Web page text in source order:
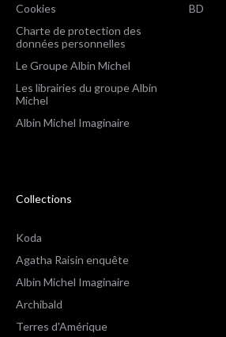
Cookies
Charte de protection des
données personnelles
Le Groupe Albin Michel
Les librairies du groupe Albin
Michel
Albin Michel Imaginaire
BD
Collections
Koda
Agatha Raisin enquête
Albin Michel Imaginaire
Archibald
Terres d'Amérique